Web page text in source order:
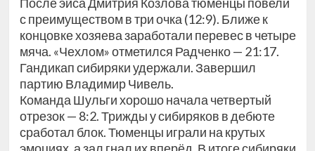
с преимуществом в три очка (12:9). Ближе к
концовке хозяева заработали перевес в четыре
мяча. «Чехлом» отметился Радченко — 21:17.
Гандикап сибиряки удержали. Завершил
партию Владимир Чивель.
Команда Шульги хорошо начала четвертый
отрезок — 8:2. Трижды у сибиряков в дебюте
сработал блок. Тюменцы играли на крутых